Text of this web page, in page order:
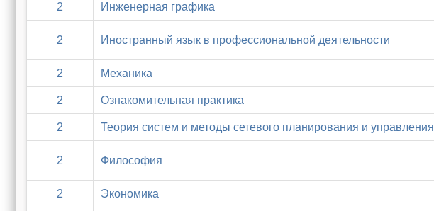
2 Инженерная графика
2 Иностранный язык в профессиональной деятельности
2 Механика
2 Ознакомительная практика
2 Теория систем и методы сетевого планирования и управления
2 Философия
2 Экономика